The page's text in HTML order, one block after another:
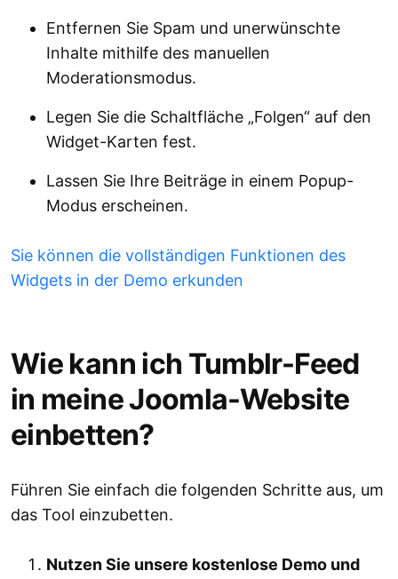
Entfernen Sie Spam und unerwünschte
Inhalte mithilfe des manuellen
Moderationsmodus.
Legen Sie die Schaltfläche „Folgen“ auf den
Widget-Karten fest.
Lassen Sie Ihre Beiträge in einem Popup-
Modus erscheinen.
Sie können die vollständigen Funktionen des
Widgets in der Demo erkunden
Wie kann ich Tumblr-Feed
in meine Joomla-Website
einbetten?
Führen Sie einfach die folgenden Schritte aus, um
das Tool einzubetten.
Nutzen Sie unsere kostenlose Demo und